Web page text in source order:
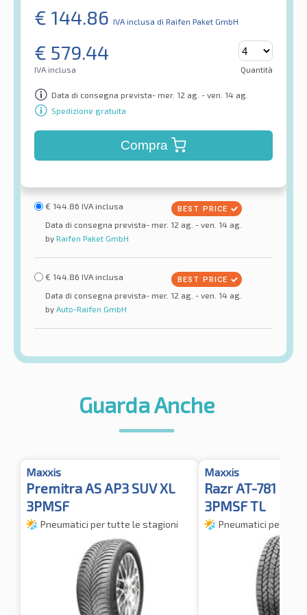
€ 144.86 IVA inclusa di Raifen Paket GmbH
€ 579.44
IVA inclusa Quantità
Data di consegna prevista- mer. 12 ag. - ven. 14 ag.
Spedizione gratuita
Compra
€ 144.86 IVA inclusa
Data di consegna prevista- mer. 12 ag. - ven. 14 ag.
by Raifen Paket GmbH
€ 144.86 IVA inclusa
Data di consegna prevista- mer. 12 ag. - ven. 14 ag.
by Auto-Raifen GmbH
Guarda Anche
Maxxis
Premitra AS AP3 SUV XL
3PMSF
Pneumatici per tutte le stagioni
Maxxis
Razr AT-781
3PMSF TL
Pneumatici per